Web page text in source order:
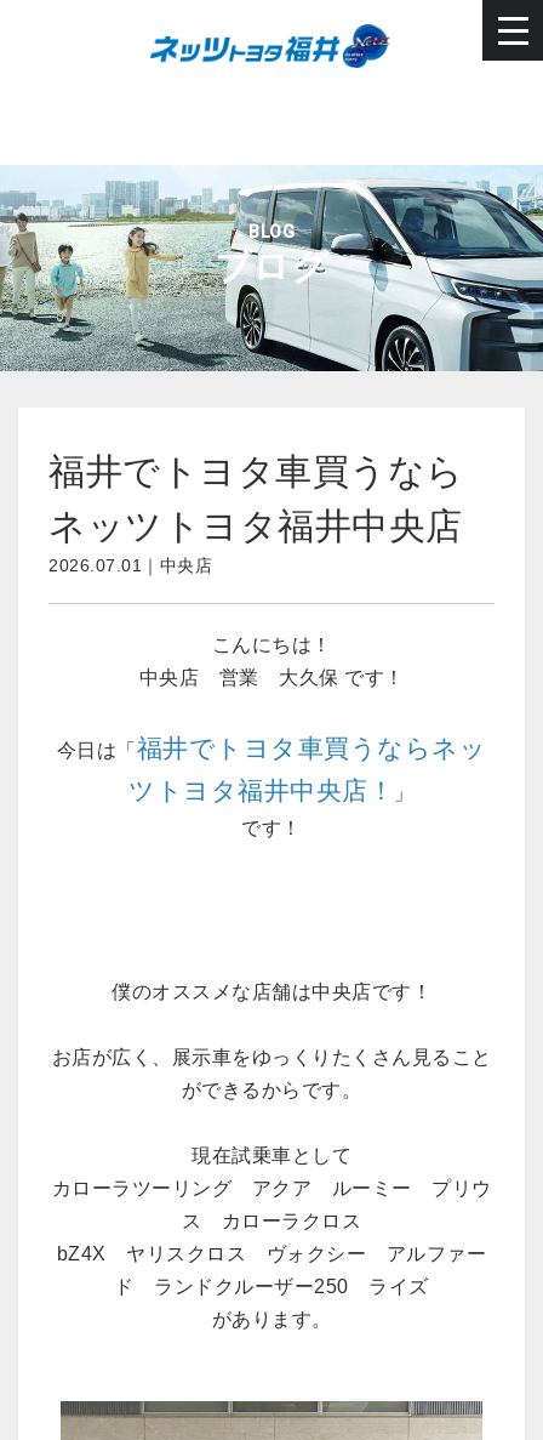
BLOG
ブログ
福井でトヨタ車買うなら
ネッツトヨタ福井中央店
2026.07.01｜中央店
こんにちは！
中央店 営業 大久保 です！
今日は「 福井でトヨタ車買うならネッ
ツトヨタ福井中央店！
」
です！
僕のオススメな店舗は中央店です！
お店が広く、展示車をゆっくりたくさん見ること
ができるからです。
現在試乗車として
カローラツーリング アクア ルーミー プリウ
ス カローラクロス
bZ4X ヤリスクロス ヴォクシー アルファー
ド ランドクルーザー250 ライズ
があります。